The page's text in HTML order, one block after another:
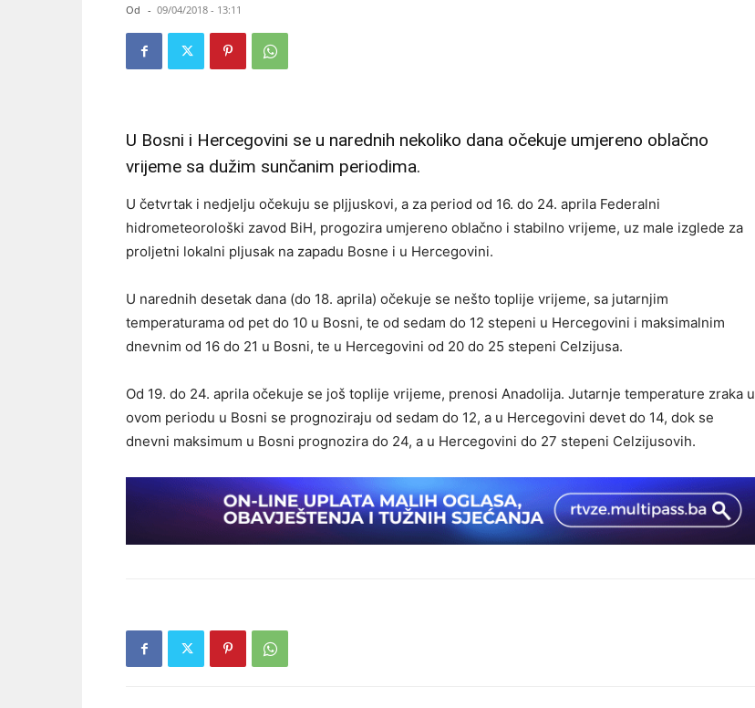
Od - 09/04/2018 - 13:11
U Bosni i Hercegovini se u narednih nekoliko dana očekuje umjereno oblačno
vrijeme sa dužim sunčanim periodima.
U četvrtak i nedjelju očekuju se pljjuskovi, a za period od 16. do 24. aprila Federalni
hidrometeorološki zavod BiH, progozira umjereno oblačno i stabilno vrijeme, uz male izglede za
proljetni lokalni pljusak na zapadu Bosne i u Hercegovini.
U narednih desetak dana (do 18. aprila) očekuje se nešto toplije vrijeme, sa jutarnjim
temperaturama od pet do 10 u Bosni, te od sedam do 12 stepeni u Hercegovini i maksimalnim
dnevnim od 16 do 21 u Bosni, te u Hercegovini od 20 do 25 stepeni Celzijusa.
Od 19. do 24. aprila očekuje se još toplije vrijeme, prenosi Anadolija. Jutarnje temperature zraka u
ovom periodu u Bosni se prognoziraju od sedam do 12, a u Hercegovini devet do 14, dok se
dnevni maksimum u Bosni prognozira do 24, a u Hercegovini do 27 stepeni Celzijusovih.